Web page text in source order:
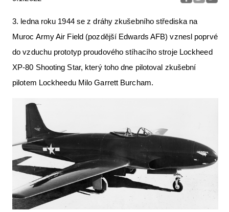
3. ledna roku 1944 se z dráhy zkušebního střediska na
Muroc Army Air Field (pozdější Edwards AFB) vznesl poprvé
do vzduchu prototyp proudového stíhacího stroje Lockheed
XP-80 Shooting Star, který toho dne pilotoval zkušební
pilotem Lockheedu Milo Garrett Burcham.
Pro piloty
Série & speciály
Letecká muzea
VFR Communication app
The SAFE Guide app
Nabídky práce v letectví